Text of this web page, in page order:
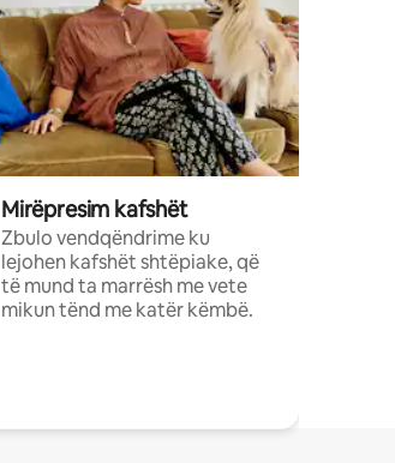
Mirëpresim kafshët
Zbulo vendqëndrime ku
lejohen kafshët shtëpiake, që
të mund ta marrësh me vete
mikun tënd me katër këmbë.